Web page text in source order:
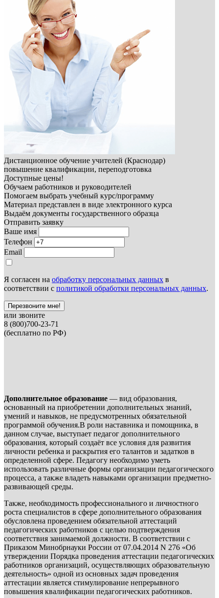
Дистанционное обучение учителей (Краснодар)
повышение квалификации, переподготовка
Доступные цены!
Обучаем работников и руководителей
Помогаем выбрать учебный курс/программу
Материал представлен в виде электронного курса
Выдаём документы государственного образца
Отправить заявку
Ваше имя
Телефон
Email
Я согласен на обработку персональных данных в
соответствии с политикой обработки персональных данных.
Перезвоните мне!
или звоните
8 (800)700-23-71
(бесплатно по РФ)
Дополнительное образование — вид образования,
основанный на приобретении дополнительных знаний,
умений и навыков, не предусмотренных обязательной
программой обучения.В роли наставника и помощника, в
данном случае, выступает педагог дополнительного
образования, который создаёт все условия для развития
личности ребенка и раскрытия его талантов и задатков в
определенной сфере. Педагогу необходимо уметь
использовать различные формы организации педагогического
процесса, а также владеть навыками организации предметно-
развивающей среды.
Также, необходимость профессионального и личностного
роста специалистов в сфере дополнительного образования
обусловлена проведением обязательной аттестаций
педагогических работников с целью подтверждения
соответствия занимаемой должности. В соответствии с
Приказом Минобрнауки России от 07.04.2014 N 276 «Об
утверждении Порядка проведения аттестации педагогических
работников организаций, осуществляющих образовательную
деятельность» одной из основных задач проведения
аттестации является стимулирование непрерывного
повышения квалификации педагогических работников.